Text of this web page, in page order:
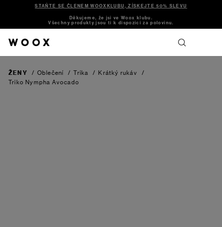
STAŇTE SE ČLENEM WOOXKLUBU, ZÍSKEJTE 50% SLEVU
Děkujeme, že jsi ve Woox klubu.
Všechny produkty jsou ti k dispozici za polovinu.
ŽENY / Oblečení / Trika / Krátký rukáv
/
Triko Nympha Avocado